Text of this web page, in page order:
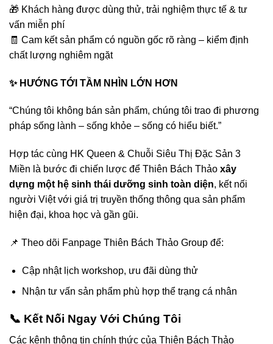
🎁 Khách hàng được dùng thử, trải nghiệm thực tế & tư
vấn miễn phí
🧾 Cam kết sản phẩm có nguồn gốc rõ ràng – kiểm định
chất lượng nghiêm ngặt
✨HƯỚNG TỚI TẦM NHÌN LỚN HƠN
“Chúng tôi không bán sản phẩm, chúng tôi trao đi phương
pháp sống lành – sống khỏe – sống có hiểu biết.”
Hợp tác cùng HK Queen & Chuỗi Siêu Thị Đặc Sản 3
Miền là bước đi chiến lược để Thiên Bách Thảo xây
dựng một hệ sinh thái dưỡng sinh toàn diện, kết nối
người Việt với giá trị truyền thống thông qua sản phẩm
hiện đại, khoa học và gần gũi.
📌 Theo dõi Fanpage Thiên Bách Thảo Group để:
Cập nhật lịch workshop, ưu đãi dùng thử
Nhận tư vấn sản phẩm phù hợp thể trạng cá nhân
📞 Kết Nối Ngay Với Chúng Tôi
Các kênh thông tin chính thức của Thiên Bách Thảo